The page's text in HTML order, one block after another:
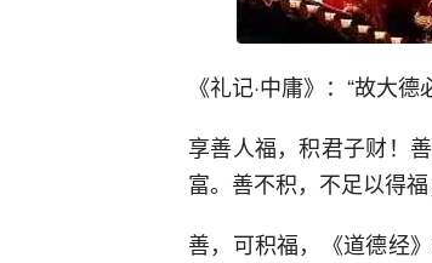
《礼记·中庸》：“故大德
享善人福，积君子财！
富。善不积，不足以得
善，可积福，《道德经